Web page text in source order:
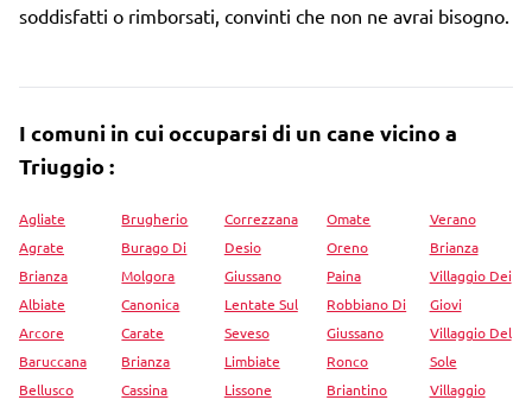
soddisfatti o rimborsati, convinti che non ne avrai bisogno.
I comuni in cui occuparsi di un cane vicino a
Triuggio :
Agliate
Agrate
Brianza
Albiate
Arcore
Baruccana
Bellusco
Brugherio
Burago Di
Molgora
Canonica
Carate
Brianza
Cassina
Correzzana
Desio
Giussano
Lentate Sul
Seveso
Limbiate
Lissone
Omate
Oreno
Paina
Robbiano Di
Giussano
Ronco
Briantino
Verano
Brianza
Villaggio Dei
Giovi
Villaggio Del
Sole
Villaggio